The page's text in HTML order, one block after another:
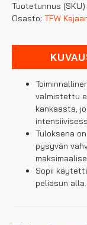
Pro
Control
pitkähihainen
paita
määrä
Tuotetunnus (SKU):
Osasto: TFW
valmistettu
kankaasta,
Tuloksena
pysyvän
Sopii
peliasun